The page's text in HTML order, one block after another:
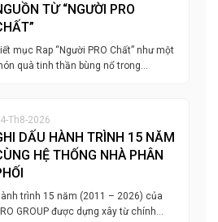
TỪ “NGƯỜI PRO
mục Rap “Người PRO Chất” như một
quà tinh thần bùng nổ trong…
Th8-2026
DẤU HÀNH TRÌNH 15 NĂM
HỆ THỐNG NHÀ PHÂN
trình 15 năm (2011 – 2026) của
GROUP được dựng xây từ chính…